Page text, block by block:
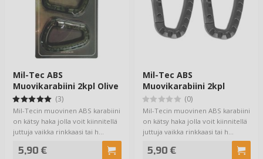
Mil-Tec ABS
Muovikarabiini 2kpl Olive
(3)
Mil-Tecin muovinen ABS karabiini
on kätsy haka jolla voit kiinnitellä
juttuja vaikka rinkkaasi tai h…
5,90 €
Mil-Tec ABS
Muovikarabiini 2kpl
Musta
(0)
Mil-Tecin muovinen ABS karabiini
on kätsy haka jolla voit kiinnitellä
juttuja vaikka rinkkaasi tai h…
5,90 €